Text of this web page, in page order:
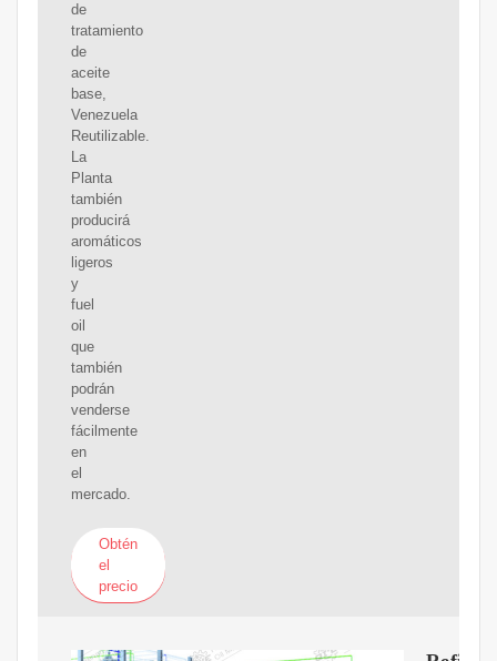
de
tratamiento
de
aceite
base,
Venezuela
Reutilizable.
La
Planta
también
producirá
aromáticos
ligeros
y
fuel
oil
que
también
podrán
venderse
fácilmente
en
el
mercado.
Obtén
el
precio